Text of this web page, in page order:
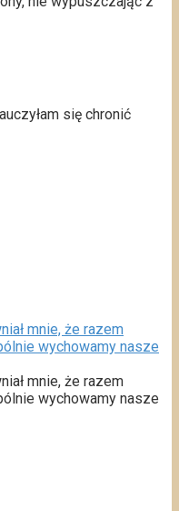
się chronić
mnie, że razem
wychowamy nasze
mnie, że razem
wychowamy nasze